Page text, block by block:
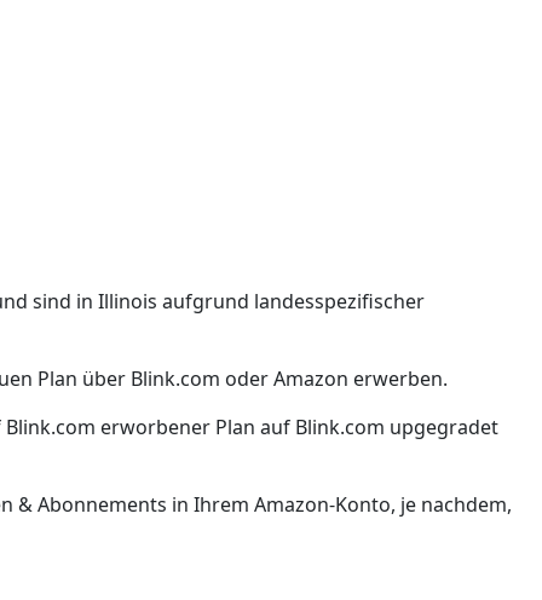
sind in Illinois aufgrund landesspezifischer
Plan über Blink.com oder Amazon erwerben.
erworbener Plan auf Blink.com upgegradet
& Abonnements in Ihrem Amazon-Konto, je nachdem,